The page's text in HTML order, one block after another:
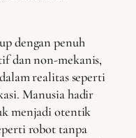
dengan penuh
dan non-mekanis,
realitas seperti
Manusia hadir
menjadi otentik
robot tanpa